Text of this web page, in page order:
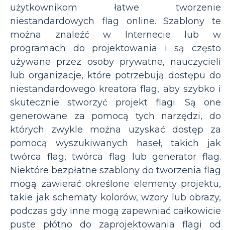
użytkownikom łatwe tworzenie
niestandardowych flag online. Szablony te
można znaleźć w Internecie lub w
programach do projektowania i są często
używane przez osoby prywatne, nauczycieli
lub organizacje, które potrzebują dostępu do
niestandardowego kreatora flag, aby szybko i
skutecznie stworzyć projekt flagi. Są one
generowane za pomocą tych narzędzi, do
których zwykle można uzyskać dostęp za
pomocą wyszukiwanych haseł, takich jak
twórca flag, twórca flag lub generator flag.
Niektóre bezpłatne szablony do tworzenia flag
mogą zawierać określone elementy projektu,
takie jak schematy kolorów, wzory lub obrazy,
podczas gdy inne mogą zapewniać całkowicie
puste płótno do zaprojektowania flagi od